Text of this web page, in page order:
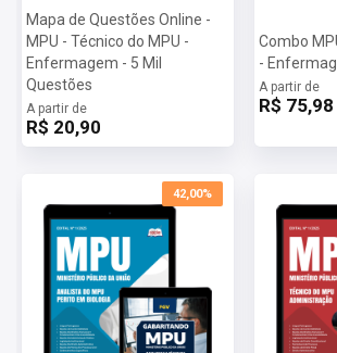
Mapa de Questões Online -
MPU - Técnico do MPU -
Enfermagem - 5 Mil
Questões
A partir de
R$ 20,90
Combo
-
A partir de
R$ 75,98
42,00%